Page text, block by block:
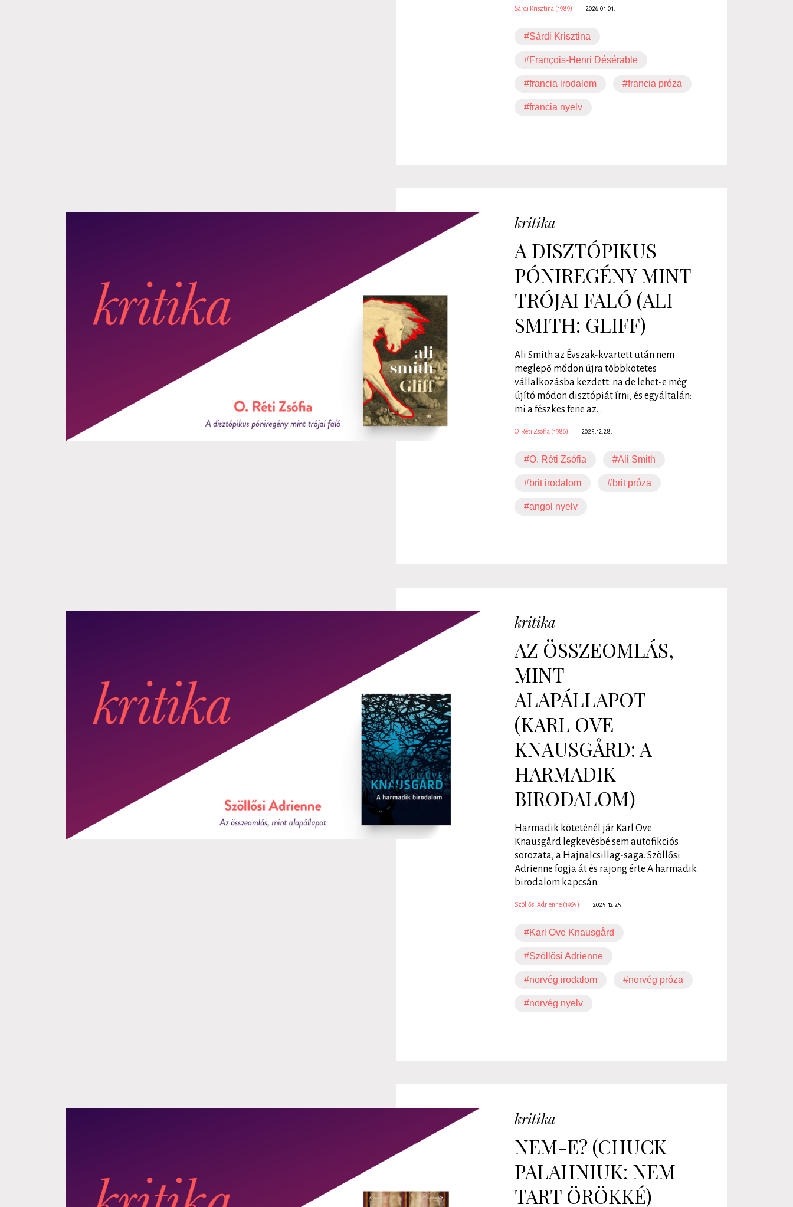
Sárdi Krisztina (1989) 2026.01.01.
#Sárdi Krisztina
#François-Henri Désérable
#francia irodalom #francia próza
#francia nyelv
kritika
A DISZTÓPIKUS
PÓNIREGÉNY MINT
TRÓJAI FALÓ (ALI
SMITH: GLIFF)
Ali Smith az Évszak-kvartett után nem
meglepő módon újra többkötetes
vállalkozásba kezdett: na de lehet-e még
újító módon disztópiát írni, és egyáltalán:
mi a fészkes fene az...
O. Réti Zsófia (1986) 2025.12.28.
#O. Réti Zsófia #Ali Smith
#brit irodalom #brit próza
#angol nyelv
kritika
AZ ÖSSZEOMLÁS,
MINT
ALAPÁLLAPOT
(KARL OVE
KNAUSGÅRD: A
HARMADIK
BIRODALOM)
Harmadik köteténél jár Karl Ove
Knausgård legkevésbé sem autofikciós
sorozata, a Hajnalcsillag-saga. Szöllősi
Adrienne fogja át és rajong érte A harmadik
birodalom kapcsán.
Szöllősi Adrienne (1965) 2025.12.25.
#Karl Ove Knausgård
#Szöllősi Adrienne
#norvég irodalom #norvég próza
#norvég nyelv
kritika
NEM-E? (CHUCK
PALAHNIUK: NEM
TART ÖRÖKKÉ)